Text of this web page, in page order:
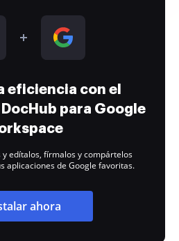
eficiencia con el
para Google
edítalos, fírmalos y compártelos
aplicaciones de Google favoritas.
ahora